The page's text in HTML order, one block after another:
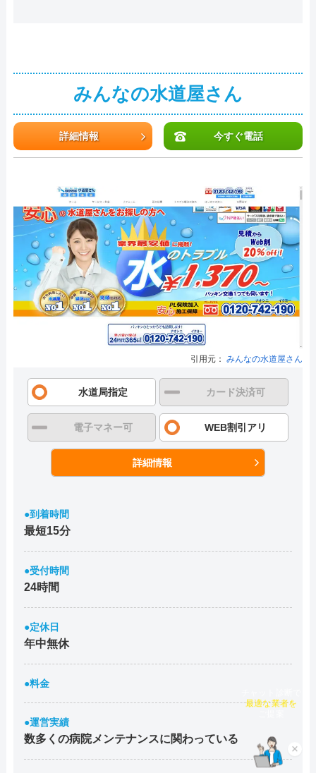
みんなの水道屋さん
詳細情報 今すぐ電話
引用元： みんなの水道屋さん
水道局指定 カード決済可
電子マネー可 WEB割引アリ
詳細情報
●到着時間
最短15分
●受付時間
24時間
●定休日
年中無休
●料金
●運営実績
数多くの病院メンテナンスに関わっている
×
最適な業者を
ご提案